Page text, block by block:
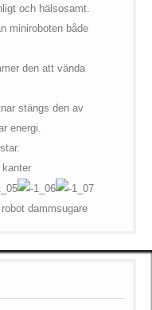
och hälsosamt.
miniroboten både
den att vända
stängs den av
energi.
robot dammsugare